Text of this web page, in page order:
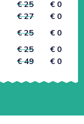
€ 25
€ 0
€ 27
€ 0
€ 25
€ 0
€ 25
€ 0
€ 49 € 0